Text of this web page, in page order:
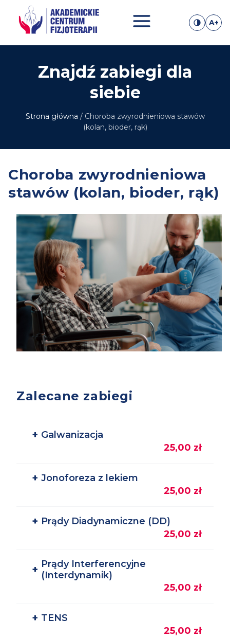
Przejdź
treści
A+
Znajdź zabiegi dla
siebie
Strona główna / Choroba zwyrodnieniowa stawów
(kolan, bioder, rąk)
Choroba zwyrodnieniowa
stawów (kolan, bioder, rąk)
Zalecane zabiegi
+ Galwanizacja
25,00 zł
+ Jonoforeza z lekiem
25,00 zł
+ Prądy Diadynamiczne (DD)
25,00 zł
+ Prądy Interferencyjne
(Interdynamik)
25,00 zł
+ TENS
25,00 zł